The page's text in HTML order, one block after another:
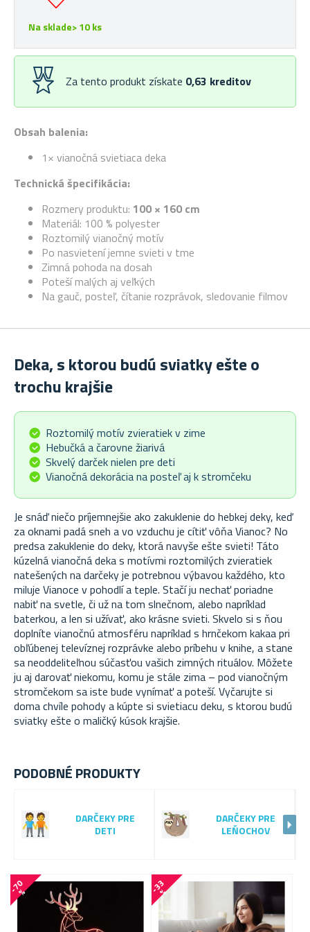
Obsah balenia:
1× vianočná svietiaca deka
Technická špecifikácia:
Rozmery produktu: 100 × 160 cm
Materiál: 100 % polyester
Roztomilý vianočný motív
Po nasvietení jemne svieti v tme
Zimná pohoda na dosah
Poteší malých aj veľkých
Na gauč, posteľ, čítanie rozprávok, sledovanie filmov
Na sklade> 10 ks
Za tento produkt získate 0,63 kreditov
Deka, s ktorou budú sviatky ešte o
trochu krajšie
Roztomilý motív zvieratiek v zime
Hebučká a čarovne žiarivá
Skvelý darček nielen pre deti
Vianočná dekorácia na posteľ aj k stromčeku
Je snáď niečo príjemnejšie ako zakuklenie do hebkej deky, keď
za oknami padá sneh a vo vzduchu je cítiť vôňa Vianoc? No
predsa zakuklenie do deky, ktorá navyše ešte svieti! Táto
kúzelná vianočná deka s motívmi roztomilých zvieratiek
natešených na darčeky je potrebnou výbavou každého, kto
miluje Vianoce v pohodlí a teple. Stačí ju nechať poriadne
nabiť na svetle, či už na tom slnečnom, alebo napríklad
baterkou, a len si užívať, ako krásne svieti. Skvelo si s ňou
doplníte vianočnú atmosféru napríklad s hrnčekom kakaa pri
obľúbenej televíznej rozprávke alebo príbehu v knihe, a stane
sa neoddeliteľnou súčasťou vašich zimných rituálov. Môžete
ju aj darovať niekomu, komu je stále zima – pod vianočným
stromčekom sa iste bude vynímať a poteší. Vyčarujte si
doma chvíle pohody a kúpte si svietiacu deku, s ktorou budú
sviatky ešte o maličký kúsok krajšie.
PODOBNÉ PRODUKTY
DARČEKY PRE
DETI
DARČEKY PRE
LEŇOCHOV
-
7
0
% -
3
3
%